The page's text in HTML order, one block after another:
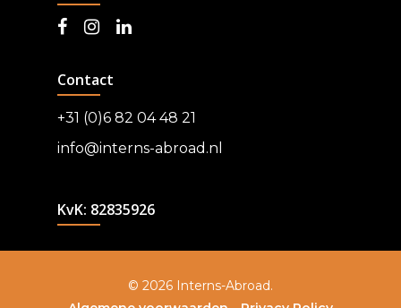
Contact
+31 (0)6 82 04 48 21
info@interns-abroad.nl
KvK: 82835926
© 2026 Interns-Abroad.